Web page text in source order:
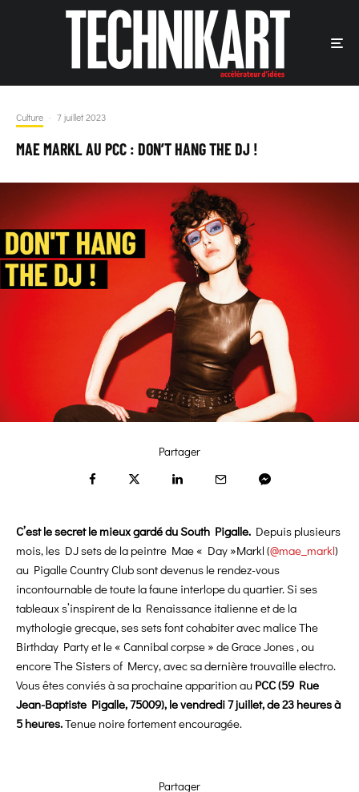
Culture · 7 juillet 2023
MAE MARKL AU PCC : DON’T HANG THE DJ !
Partager
C’est le secret le mieux gardé du South Pigalle. Depuis plusieurs
mois, les DJ sets de la peintre Mae « Day »Markl (@mae_markl)
au Pigalle Country Club sont devenus le rendez-vous
incontournable de toute la faune interlope du quartier. Si ses
tableaux s’inspirent de la Renaissance italienne et de la
mythologie grecque, ses sets font cohabiter avec malice The
Birthday Party et le « Cannibal corpse » de Grace Jones , ou
encore The Sisters of Mercy, avec sa dernière trouvaille electro.
Vous êtes conviés à sa prochaine apparition au PCC (59 Rue
Jean-Baptiste Pigalle, 75009), le vendredi 7 juillet, de 23 heures à
5 heures.Tenue noire fortement encouragée.
Partager